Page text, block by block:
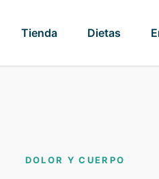
Tienda Dietas
DOLOR Y CUERPO